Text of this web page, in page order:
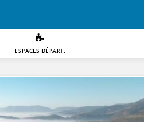
ESPACES DÉPART.